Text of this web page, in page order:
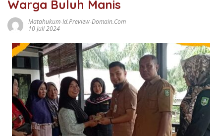
Warga Buluh Manis
Matahukum-Id.preview-Domain.com
10 Juli 2024